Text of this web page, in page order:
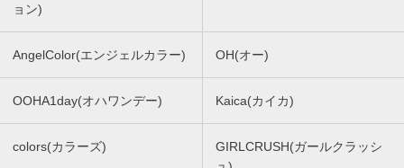
ョン)
AngelColor(エンジェルカラー) OH(オー)
OOHA1day(オハワンデー) Kaica(カイカ)
colors(カラーズ)
GIRLCRUSH(ガールクラッシ